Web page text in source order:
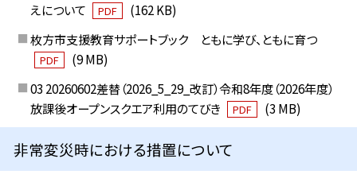
えについて
PDF
(162 KB)
枚方市支援教育サポートブック ともに学び、ともに育つ
PDF
(9 MB)
03 20260602差替（2026_5_29_改訂）令和8年度（2026年度）
放課後オープンスクエア利用のてびき
PDF (3 MB)
非常変災時における措置について